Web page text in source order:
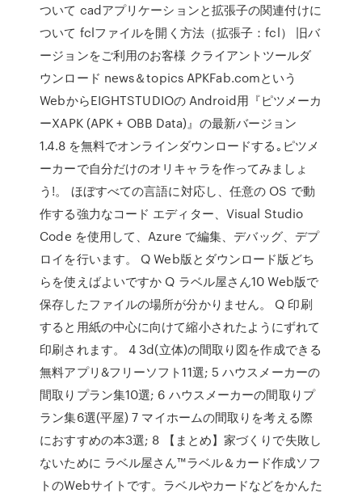
ついて cadアプリケーションと拡張子の関連付けに
ついて fclファイルを開く方法（拡張子：fcl） 旧バ
ージョンをご利用のお客様 クライアントツールダ
ウンロード news＆topics APKFab.comという
WebからEIGHTSTUDIOの Android用『ピツメーカ
ーXAPK (APK + OBB Data)』の最新バージョン
1.4.8 を無料でオンラインダウンロードする｡ピツメ
ーカーで自分だけのオリキャラを作ってみましょ
う!。 ほぼすべての言語に対応し、任意の OS で動
作する強力なコード エディター、Visual Studio
Code を使用して、Azure で編集、デバッグ、デプ
ロイを行います。 Q Web版とダウンロード版どち
らを使えばよいですか Q ラベル屋さん10 Web版で
保存したファイルの場所が分かりません。 Q 印刷
すると用紙の中心に向けて縮小されたようにずれて
印刷されます。 4 3d(立体)の間取り図を作成できる
無料アプリ&フリーソフト11選; 5 ハウスメーカーの
間取りプラン集10選; 6 ハウスメーカーの間取りプ
ラン集6選(平屋) 7 マイホームの間取りを考える際
におすすめの本3選; 8 【まとめ】家づくりで失敗し
ないために ラベル屋さん™ラベル＆カード作成ソフ
トのWebサイトです。ラベルやカードなどをかんた